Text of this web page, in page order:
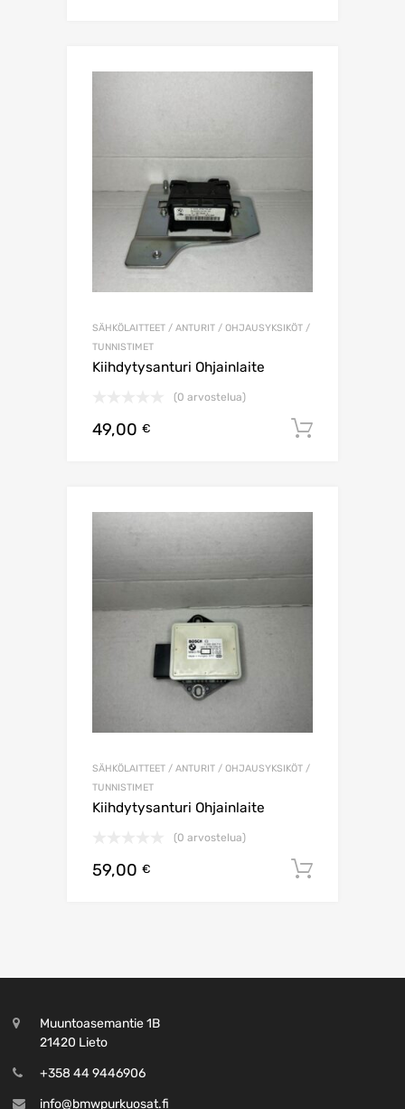
SÄHKÖLAITTEET / ANTURIT / OHJAUSYKSIKÖT /
TUNNISTIMET
Kiihdytysanturi Ohjainlaite
(0 arvostelua)
49,00 €
SÄHKÖLAITTEET / ANTURIT / OHJAUSYKSIKÖT /
TUNNISTIMET
Kiihdytysanturi Ohjainlaite
(0 arvostelua)
59,00 €
Muuntoasemantie 1B
21420 Lieto
+358 44 9446906
info@bmwpurkuosat.fi